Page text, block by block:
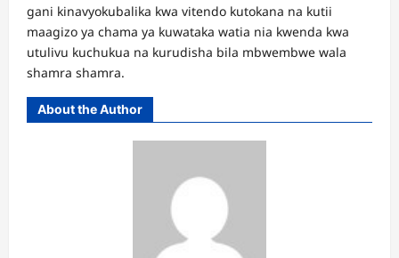
gani kinavyokubalika kwa vitendo kutokana na kutii
maagizo ya chama ya kuwataka watia nia kwenda kwa
utulivu kuchukua na kurudisha bila mbwembwe wala
shamra shamra.
About the Author